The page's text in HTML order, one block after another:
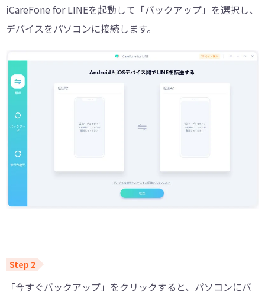
iCareFone for LINEを起動して「バックアップ」を選択し、
デバイスをパソコンに接続します。
「今すぐバックアップ」をクリックすると、パソコンにバ